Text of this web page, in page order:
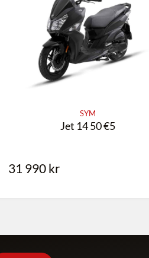
SYM
Jet 14 50 €5
31 990 kr